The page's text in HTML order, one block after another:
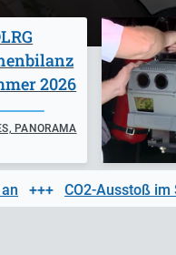
2026
PANORAMA
+++CO2-Ausstoß im